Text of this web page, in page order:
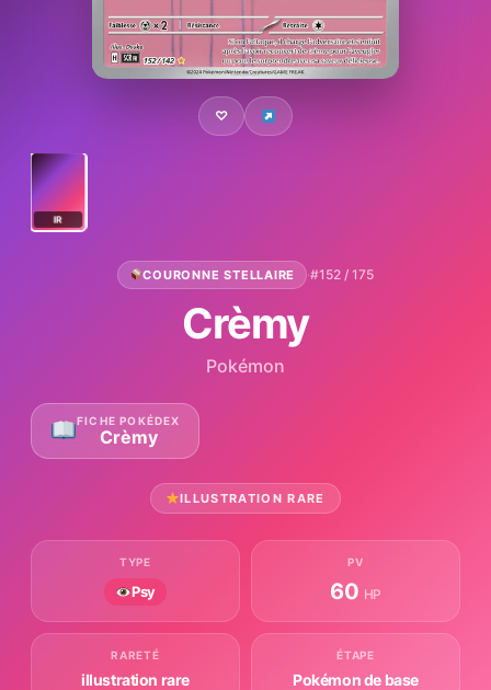
♡
IR
COURONNE STELLAIRE ·#152 / 175
Crèmy
Pokémon
FICHE POKÉDEX
Crèmy
ILLUSTRATION RARE
TYPE
Psy
PV
60 HP
RARETÉ
illustration rare
ÉTAPE
Pokémon de base